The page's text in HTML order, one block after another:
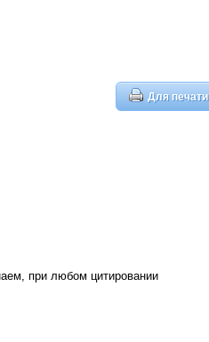
Для печати
при любом цитировании